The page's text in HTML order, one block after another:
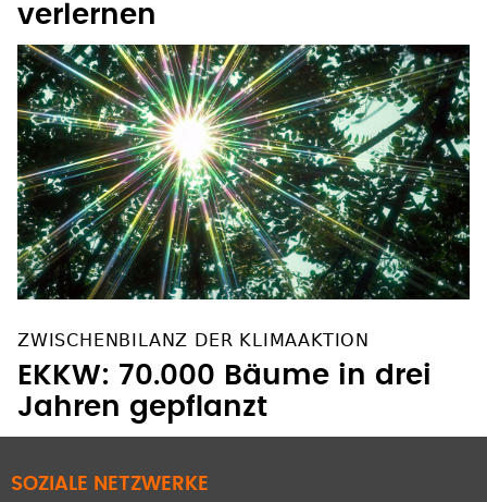
verlernen
ZWISCHENBILANZ DER KLIMAAKTION
EKKW: 70.000 Bäume in drei
Jahren gepflanzt
SOZIALE NETZWERKE